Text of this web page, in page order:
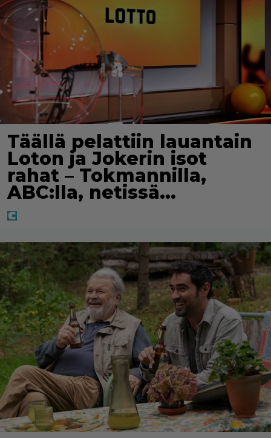
Täällä pelattiin lauantain
Loton ja Jokerin isot
rahat – Tokmannilla,
ABC:lla, netissä…